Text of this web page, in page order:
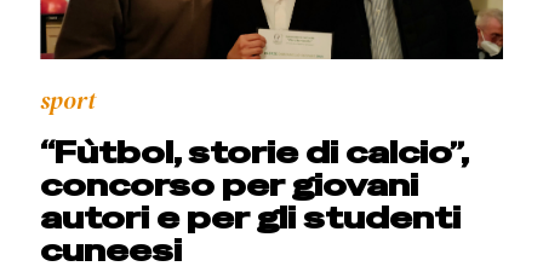
sport
“Fùtbol, storie di calcio”,
concorso per giovani
autori e per gli studenti
cuneesi